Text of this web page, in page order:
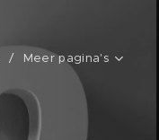
Meer pagina's